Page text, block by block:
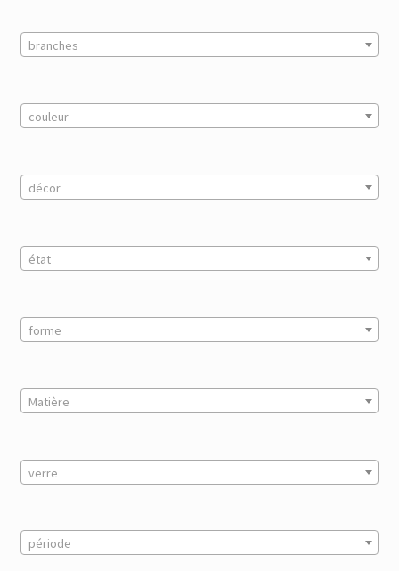
branches
couleur
décor
état
forme
Matière
verre
période